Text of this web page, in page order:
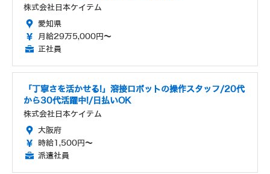
株式会社日本ケイテム
愛知県
月給29万5,000円～
正社員
「丁寧さを活かせる!」溶接ロボットの操作スタッフ/20代
から30代活躍中!/日払いOK
株式会社日本ケイテム
大阪府
時給1,500円～
派遣社員